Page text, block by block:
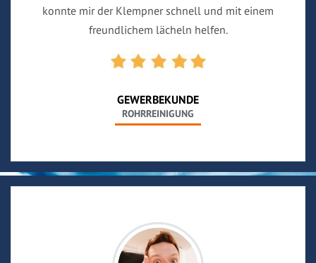
konnte mir der Klempner schnell und mit einem
freundlichem lächeln helfen.
GEWERBEKUNDE
ROHRREINIGUNG